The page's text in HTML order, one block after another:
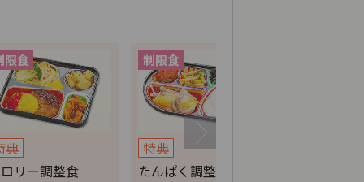
典
リー調整食
特典
たんぱく調整食